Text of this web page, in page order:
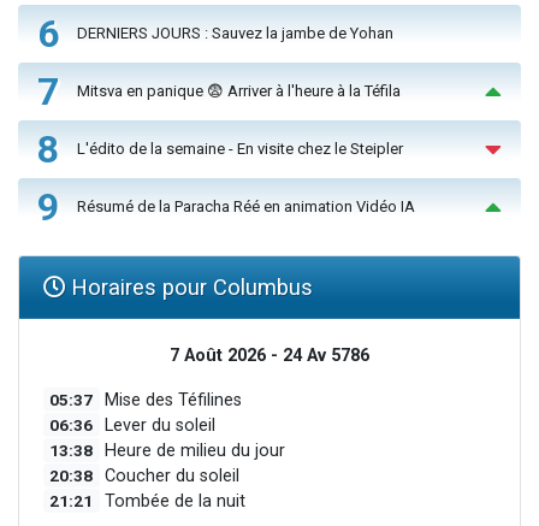
6 DERNIERS JOURS : Sauvez la jambe de Yohan
7 Mitsva en panique 😨 Arriver à l'heure à la Téfila
8 L'édito de la semaine - En visite chez le Steipler
9 Résumé de la Paracha Réé en animation Vidéo IA
Horaires pour Columbus
7 Août 2026 - 24 Av 5786
05:37 Mise des Téfilines
06:36 Lever du soleil
13:38 Heure de milieu du jour
20:38 Coucher du soleil
21:21 Tombée de la nuit